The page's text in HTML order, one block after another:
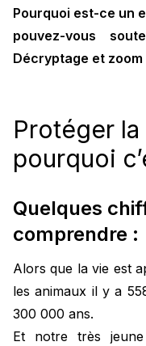
Pourquoi est-ce un
pouvez-vous
Décryptage et
Protéger
pourquoi
Quelques
comprendre :
Alors que la vie est
les animaux il y a
300 000 ans.
Et notre très jeune